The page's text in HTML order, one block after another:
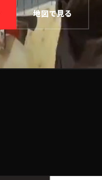
地図で見る